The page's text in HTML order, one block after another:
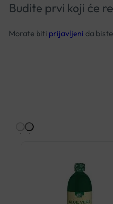
Budite prvi koji će
Morate biti prijavljeni da